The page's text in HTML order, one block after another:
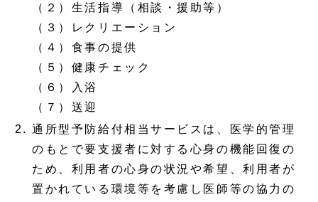
（２）生活指導（相談・援助等）
（３）レクリエーション
（４）食事の提供
（５）健康チェック
（６）入浴
（７）送迎
通所型予防給付相当サービスは、医学的管理
のもとで要支援者に対する心身の機能回復の
ため、利用者の心身の状況や希望、利用者が
置かれている環境等を考慮し医師等の協力の